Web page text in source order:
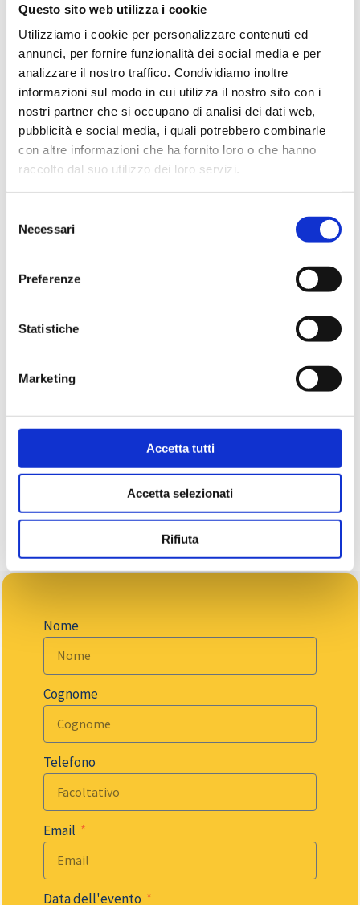
Questo sito web utilizza i cookie
Utilizziamo i cookie per personalizzare contenuti ed
annunci, per fornire funzionalità dei social media e per
analizzare il nostro traffico. Condividiamo inoltre
informazioni sul modo in cui utilizza il nostro sito con i
nostri partner che si occupano di analisi dei dati web,
pubblicità e social media, i quali potrebbero combinarle
con altre informazioni che ha fornito loro o che hanno
raccolto dal suo utilizzo dei loro servizi.
delNecessari
Preferenze
Statistiche
Marketing
Accetta tutti
Accetta selezionati
Rifiuta
pacchetto personalizzato puoi indicarci le tue
richieste contattandocitelefonicamente
ilmodulo contatti.
Nome
Cognome
Telefono
Email
Data dell'evento